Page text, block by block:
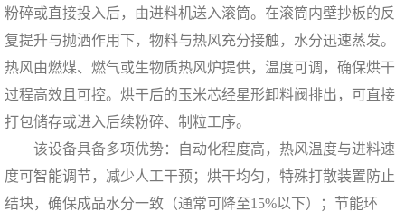
粉碎或直接投入后，由进料机送入滚筒。在滚筒内壁抄板的反
复提升与抛洒作用下，物料与热风充分接触，水分迅速蒸发。
热风由燃煤、燃气或生物质热风炉提供，温度可调，确保烘干
过程高效且可控。烘干后的玉米芯经星形卸料阀排出，可直接
打包储存或进入后续粉碎、制粒工序。
该设备具备多项优势：自动化程度高，热风温度与进料速
度可智能调节，减少人工干预；烘干均匀，特殊打散装置防止
结块，确保成品水分一致（通常可降至15%以下）；节能环